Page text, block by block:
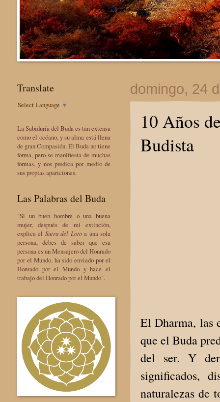
domingo, 24
10 Años
Budista
El Dharma, las
que el Buda
del ser. Y
significados,
naturalezas de
Translate
Select Language ▼
La Sabiduría del Buda es tan extensa
como el océano, y su alma está llena
de gran Compasión. El Buda no tiene
forma, pero se manifiesta de muchas
formas, y nos predica por medio de
sus propias apariciones.
Las Palabras del Buda
"Si un buen hombre o una buena
mujer, después de mi extinción,
explica el Sutra del Lotoa una sola
persona, debes de saber que esa
persona es un Mensajero del Honrado
por el Mundo, ha sido enviado por el
Honrado por el Mundo y hace el
trabajo del Honrado por el Mundo".